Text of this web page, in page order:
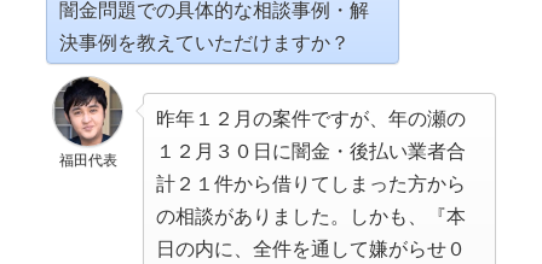
闇金問題での具体的な相談事例・解
決事例を教えていただけますか？
福田代表
昨年１２月の案件ですが、年の瀬の
１２月３０日に闇金・後払い業者合
計２１件から借りてしまった方から
の相談がありました。しかも、『本
日の内に、全件を通して嫌がらせ０